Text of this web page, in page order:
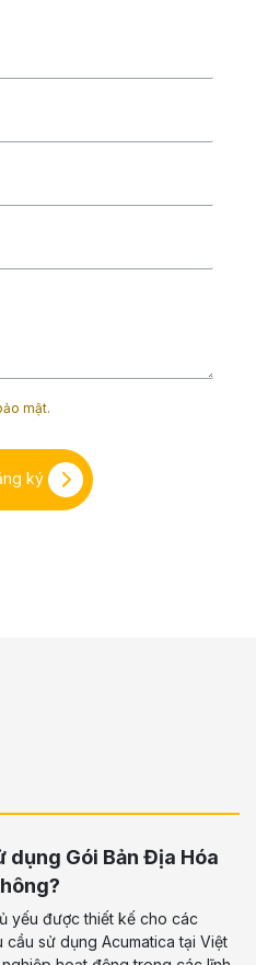
mật.
ký
Gói Bản Địa Hóa
yếu được thiết kế cho các
sử dụng Acumatica tại Việt